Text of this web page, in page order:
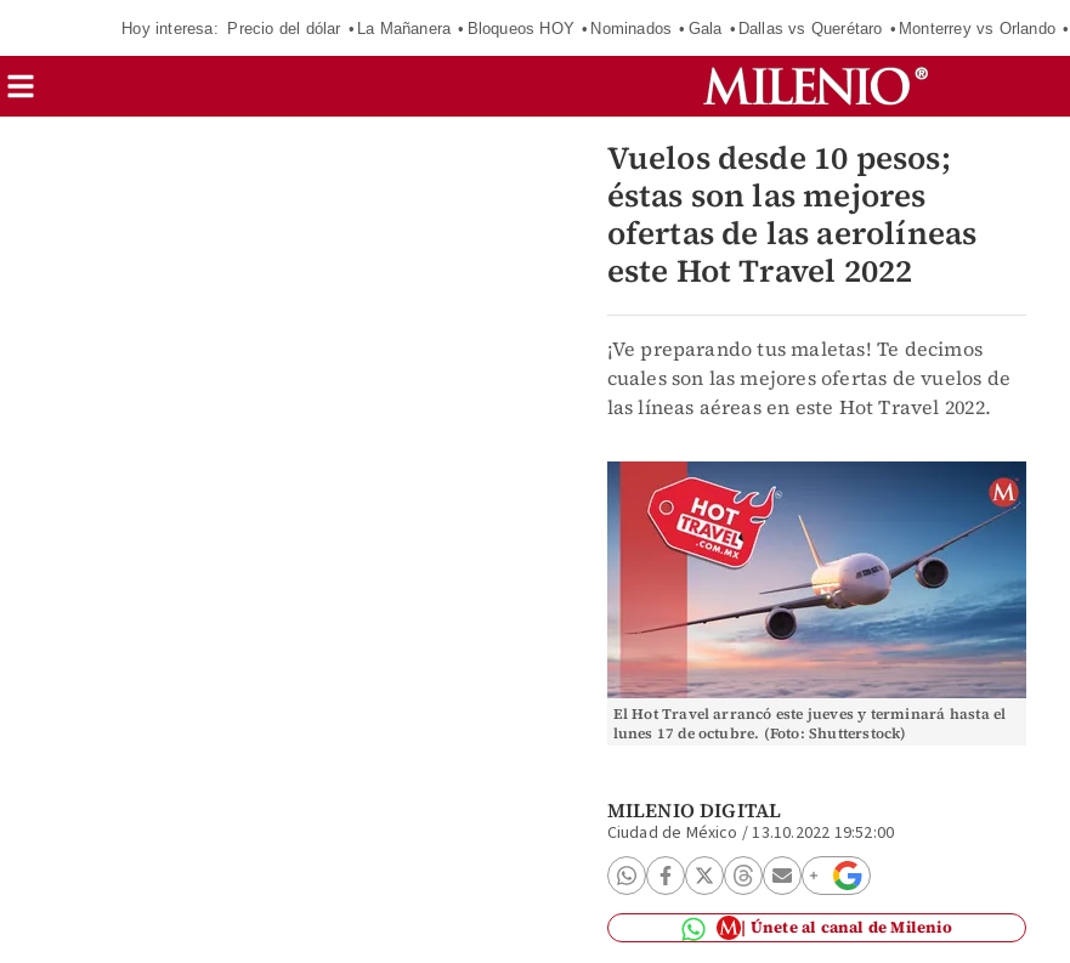
Hoy interesa: Precio del dólar La Mañanera Bloqueos HOY Nominados Gala Dallas vs Querétaro Monterrey vs Orlando
Vuelos desde 10 pesos;
éstas son las mejores
ofertas de las aerolíneas
este Hot Travel 2022
¡Ve preparando tus maletas! Te decimos
cuales son las mejores ofertas de vuelos de
las líneas aéreas en este Hot Travel 2022.
El Hot Travel arrancó este jueves y terminará hasta el
lunes 17 de octubre. (Foto: Shutterstock)
MILENIO DIGITAL
Ciudad de México /13.10.2022 19:52:00
Únete al canal de Milenio